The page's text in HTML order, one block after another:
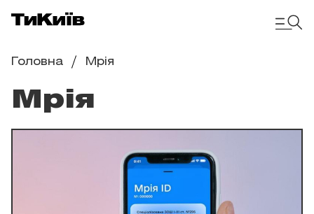
Головна Мрія
Мрія